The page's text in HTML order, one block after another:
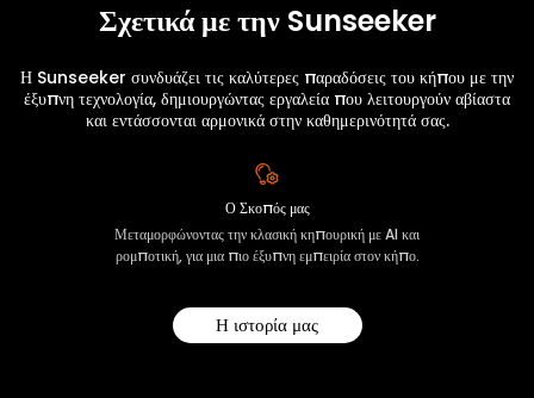
Σχετικά με την Sunseeker
Η Sunseeker συνδυάζει τις καλύτερες παραδόσεις του κήπου με την
έξυπνη τεχνολογία, δημιουργώντας εργαλεία που λειτουργούν αβίαστα
και εντάσσονται αρμονικά στην καθημερινότητά σας.
Ο Σκοπός μας
Μεταμορφώνοντας την κλασική κηπουρική με AI και
ρομποτική, για μια πιο έξυπνη εμπειρία στον κήπο.
Η ιστορία μας